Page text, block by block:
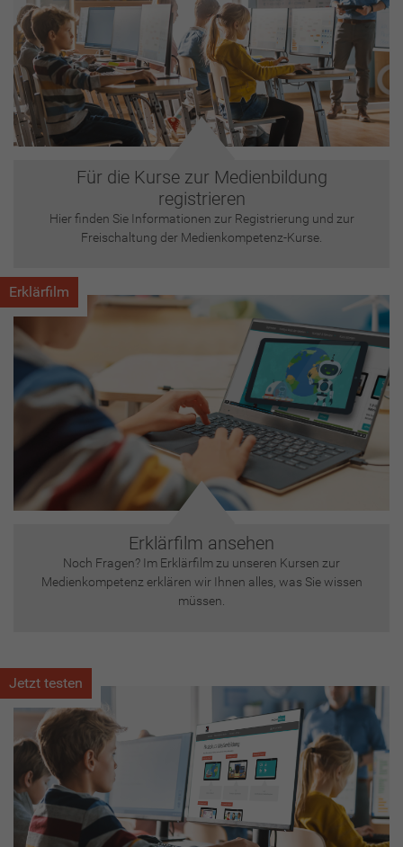
Für die Kurse zur Medienbildung
registrieren
Hier finden Sie Informationen zur Registrierung und zur
Freischaltung der Medienkompetenz-Kurse.
Erklärfilm
Erklärfilm ansehen
Noch Fragen? Im Erklärfilm zu unseren Kursen zur
Medienkompetenz erklären wir Ihnen alles, was Sie wissen
müssen.
Jetzt testen